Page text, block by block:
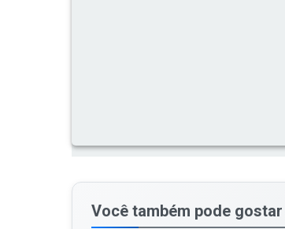
Você também pode gostar